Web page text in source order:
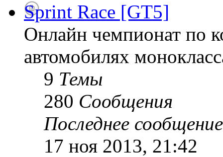
Sprint Race [GT5]
Онлайн чемпионат по
автомобилях
9 Темы
280 Сообщения
Последнее сообщение
17 ноя 2013, 21:42